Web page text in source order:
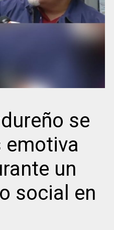
se
emotiva
un
social en